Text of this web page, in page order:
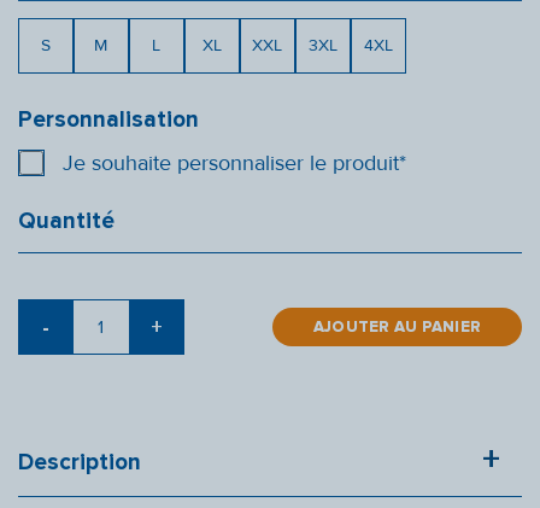
Description
S M L XL XXL 3XL 4XL
Personnalisation
Je souhaite personnaliser le produit*
Quantité
quantité
VESTE
- + AJOUTER AU PANIER